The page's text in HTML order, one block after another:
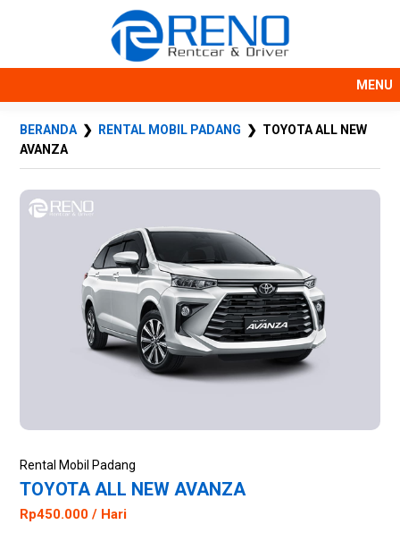
MENU
BERANDA❯ RENTAL MOBIL PADANG ❯ TOYOTA ALL NEW
AVANZA
Rental Mobil Padang
TOYOTA ALL NEW AVANZA
Rp450.000 / Hari